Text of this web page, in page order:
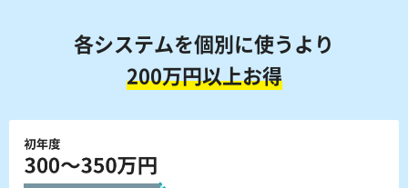
各システムを個別に使うより
200万円以上お得